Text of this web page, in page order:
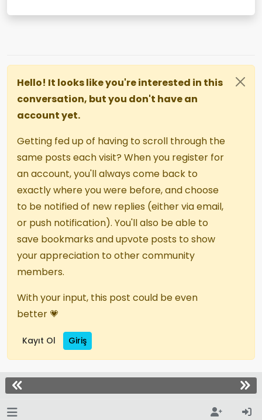
Hello! It looks like you're interested in this
conversation, but you don't have an
account yet.
Getting fed up of having to scroll through the
same posts each visit? When you register for
an account, you'll always come back to
exactly where you were before, and choose
to be notified of new replies (either via email,
or push notification). You'll also be able to
save bookmarks and upvote posts to show
your appreciation to other community
members.
With your input, this post could be even
better 💗
Kayıt Ol Giriş